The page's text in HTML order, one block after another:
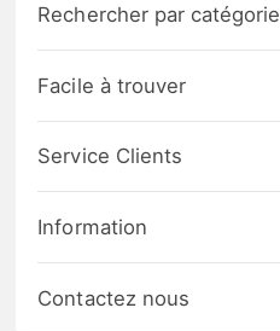
Rechercher par catégorie
Facile à trouver
Service Clients
Information
Contactez nous